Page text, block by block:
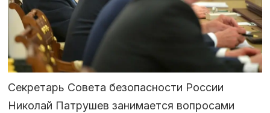
Секретарь Совета безопасности России
Николай Патрушев занимается вопросами